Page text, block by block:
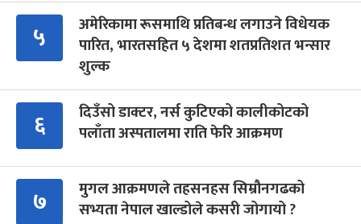
५
अमेरिकामा रूसमाथि प्रतिबन्ध लगाउने विधेयक
पारित, भारतसहित ५ देशमा शतप्रतिशत भन्सार
शुल्क
६
दिउँसो डाक्टर, नर्स कुटिएको कालीकोटको
पलाँता अस्पतालमा राति फेरि आक्रमण
७
मुगल आक्रमणले तहसनहस सिम्रौनगढको
सभ्यता नेपाल खाल्डोले कसरी जोगायो ?